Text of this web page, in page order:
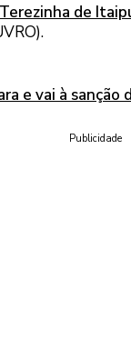
de
e vai à sanção
Publicidade